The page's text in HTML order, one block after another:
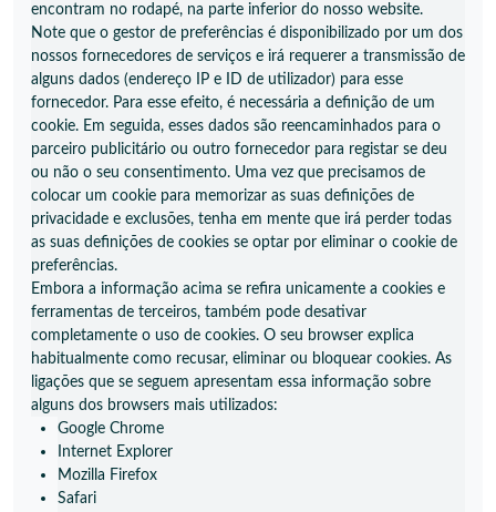
encontram no rodapé, na parte inferior do nosso website.
Note que o gestor de preferências é disponibilizado por um dos
nossos fornecedores de serviços e irá requerer a transmissão de
alguns dados (endereço IP e ID de utilizador) para esse
fornecedor. Para esse efeito, é necessária a definição de um
cookie. Em seguida, esses dados são reencaminhados para o
parceiro publicitário ou outro fornecedor para registar se deu
ou não o seu consentimento. Uma vez que precisamos de
colocar um cookie para memorizar as suas definições de
privacidade e exclusões, tenha em mente que irá perder todas
as suas definições de cookies se optar por eliminar o cookie de
preferências.
Embora a informação acima se refira unicamente a cookies e
ferramentas de terceiros, também pode desativar
completamente o uso de cookies. O seu browser explica
habitualmente como recusar, eliminar ou bloquear cookies. As
ligações que se seguem apresentam essa informação sobre
alguns dos browsers mais utilizados:
Google Chrome
Internet Explorer
Mozilla Firefox
Safari